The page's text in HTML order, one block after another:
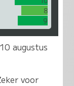
8
9
augustus
voor